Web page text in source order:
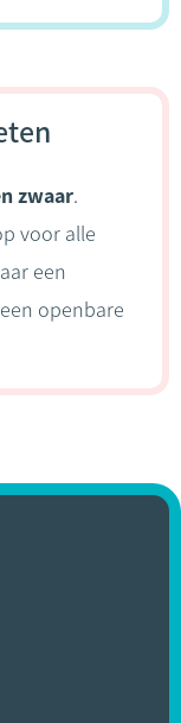
zwaar.
voor alle
een
openbare